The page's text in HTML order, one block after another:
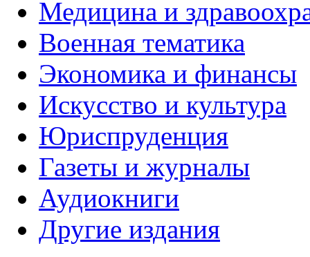
Медицина и
Военная тематика
Экономика и финансы
Искусство и культура
Юриспруденция
Газеты и журналы
Аудиокниги
Другие издания